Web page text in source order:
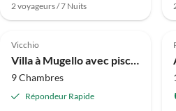
2 voyageurs / 7 Nuits
4.0 (5)
Vicchio
Villa à Mugello avec piscine privée
9 Chambres
Répondeur Rapide